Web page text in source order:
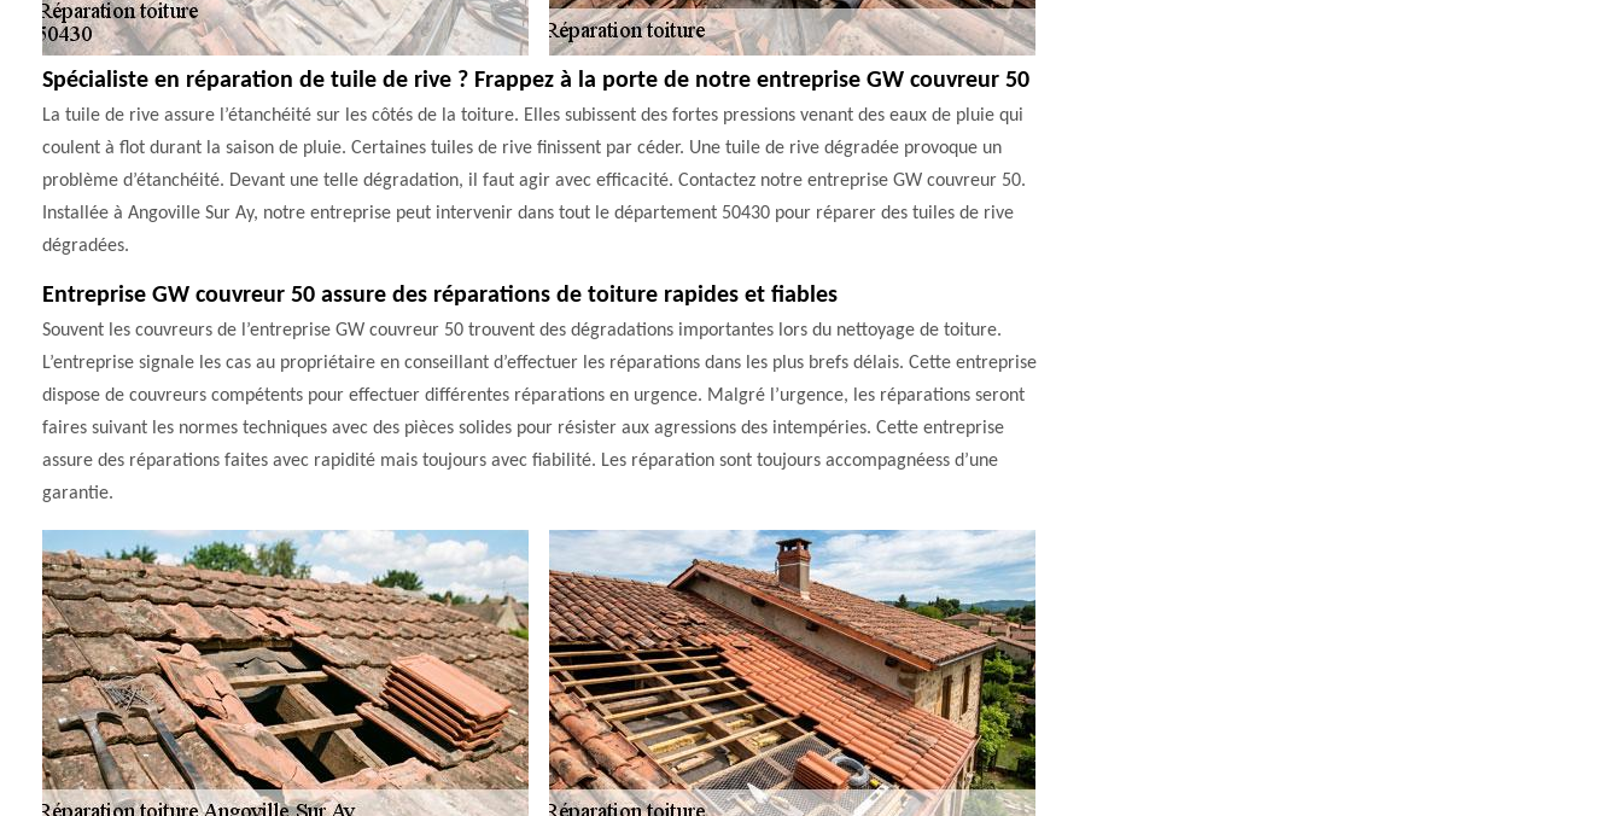
Spécialiste en réparation de tuile de rive ? Frappez à la porte de notre entreprise GW couvreur 50
La tuile de rive assure l’étanchéité sur les côtés de la toiture. Elles subissent des fortes pressions venant des eaux de pluie qui
coulent à flot durant la saison de pluie. Certaines tuiles de rive finissent par céder. Une tuile de rive dégradée provoque un
problème d’étanchéité. Devant une telle dégradation, il faut agir avec efficacité. Contactez notre entreprise GW couvreur 50.
Installée à Angoville Sur Ay, notre entreprise peut intervenir dans tout le département 50430 pour réparer des tuiles de rive
dégradées.
Entreprise GW couvreur 50 assure des réparations de toiture rapides et fiables
Souvent les couvreurs de l’entreprise GW couvreur 50 trouvent des dégradations importantes lors du nettoyage de toiture.
L’entreprise signale les cas au propriétaire en conseillant d’effectuer les réparations dans les plus brefs délais. Cette entreprise
dispose de couvreurs compétents pour effectuer différentes réparations en urgence. Malgré l’urgence, les réparations seront
faires suivant les normes techniques avec des pièces solides pour résister aux agressions des intempéries. Cette entreprise
assure des réparations faites avec rapidité mais toujours avec fiabilité. Les réparation sont toujours accompagnéess d’une
garantie.